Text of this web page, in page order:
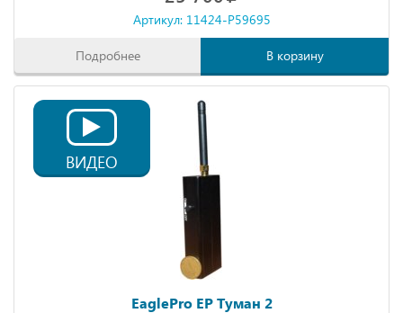
Артикул: 11424-P59695
Подробнее В корзину
ВИДЕО
EaglePro EP Туман 2